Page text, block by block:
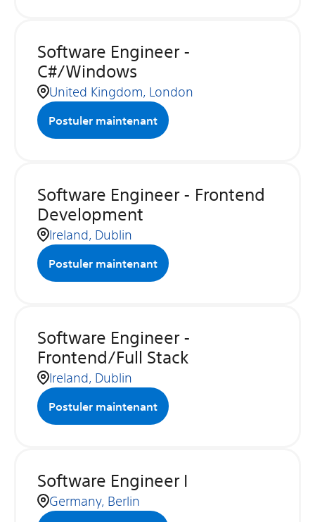
Software Engineer -
C#/Windows
United Kingdom, London
Postuler maintenant
Software Engineer - Frontend
Development
Ireland, Dublin
Postuler maintenant
Software Engineer -
Frontend/Full Stack
Ireland, Dublin
Postuler maintenant
Software Engineer I
Germany, Berlin